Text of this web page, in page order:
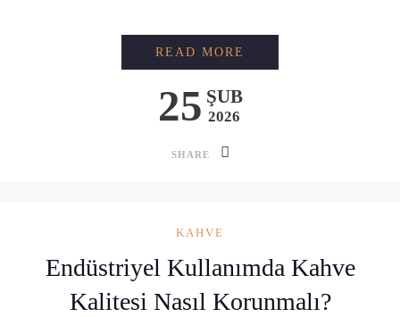
25 ŞUB
2026
READ MORE
SHARE
KAHVE
Endüstriyel Kullanımda Kahve
Kalitesi Nasıl Korunmalı?